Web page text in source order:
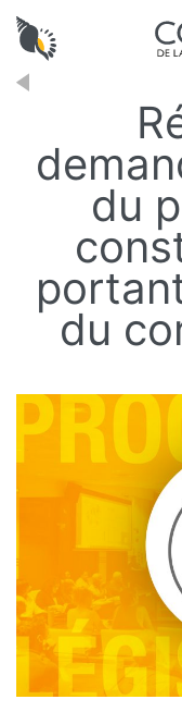
du
du
Panneau de gestion des